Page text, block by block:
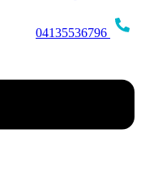
04135536796